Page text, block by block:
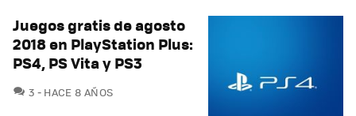
Juegos gratis de agosto
2018 en PlayStation Plus:
PS4, PS Vita y PS3
3 COMENTARIOS
HACE 8 AÑOS